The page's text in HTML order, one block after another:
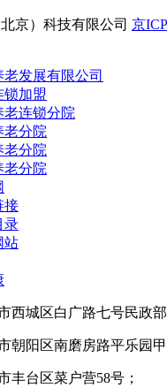
京）科技有限公司 京
发展有限公司
锁加盟
老连锁分院
老分院
老分院
老分院
接
录
站
西城区白广路七号民政部
朝阳区南磨房路平乐园甲
丰台区菜户营58号；